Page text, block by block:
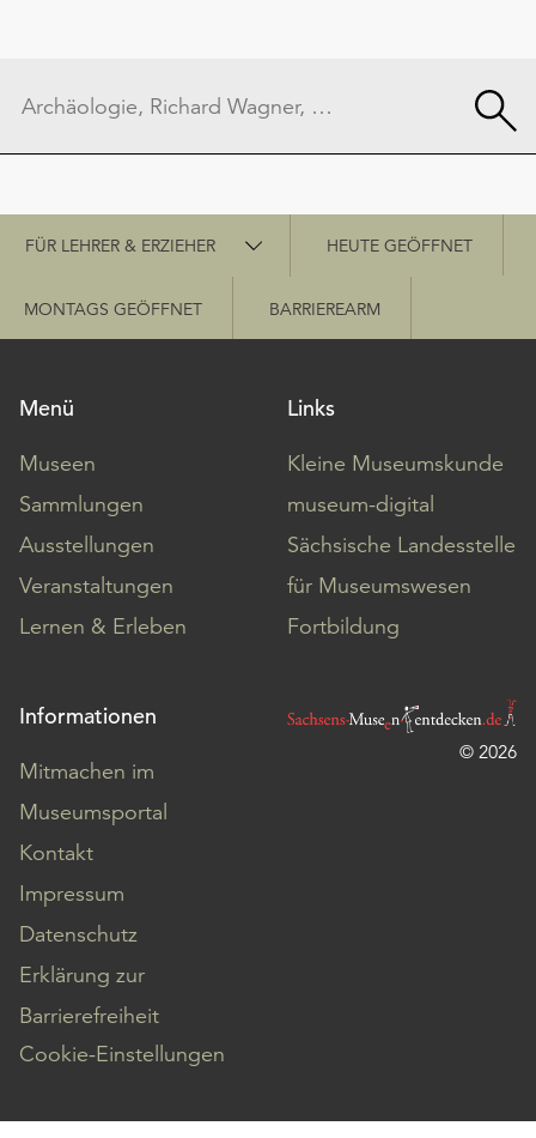
Schnellzugriff
FÜR LEHRER & ERZIEHER HEUTE GEÖFFNET
MONTAGS GEÖFFNET BARRIEREARM
Menü
Museen
Sammlungen
Ausstellungen
Veranstaltungen
Lernen & Erleben
Links
Kleine Museumskunde
museum-digital
Sächsische Landesstelle
für Museumswesen
Fortbildung
Informationen
Mitmachen im
Museumsportal
Kontakt
Impressum
Datenschutz
Erklärung zur
Barrierefreiheit
Cookie-Einstellungen
© 2026